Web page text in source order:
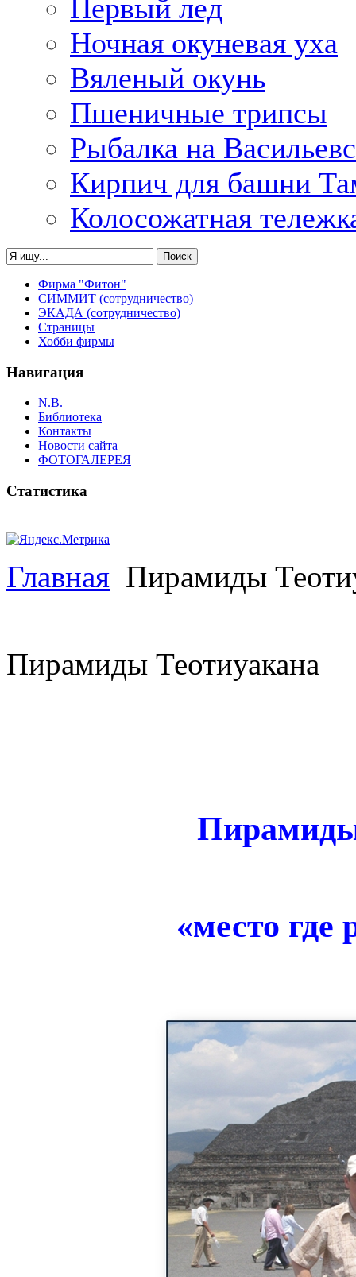
Первый лед
Ночная окуневая уха
Вяленый окунь
Пшеничные трипсы
Рыбалка на
Кирпич для башни
Колосожатная
Фирма "Фитон"
СИММИТ (сотрудничество)
ЭКАДА (сотрудничество)
Страницы
Хобби фирмы
Навигация
N.B.
Библиотека
Контакты
Новости сайта
ФОТОГАЛЕРЕЯ
Статистика
Главная Пирамиды
Пирамиды Теотиуакана
«место где